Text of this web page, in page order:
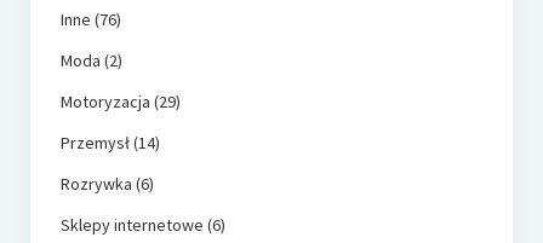
Inne (76)
Moda (2)
Motoryzacja (29)
Przemysł(14)
Rozrywka (6)
Sklepy internetowe (6)